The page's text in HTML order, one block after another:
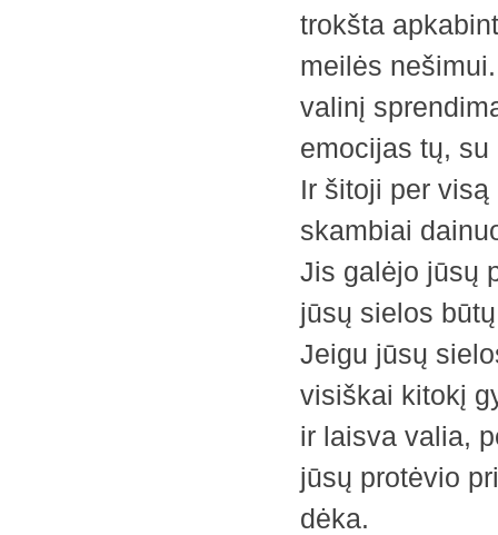
trokšta
meilės
valinį
emocijas tų,
Ir šitoji per
skambiai
Jis galėjo jūsų
jūsų sielos
Jeigu jūsų
visiškai kitokį
ir laisva valia,
jūsų protėvio
dėka.